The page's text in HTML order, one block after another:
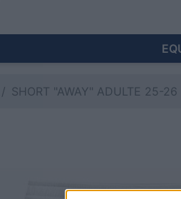
SHORT "AWAY" ADULTE 25-26